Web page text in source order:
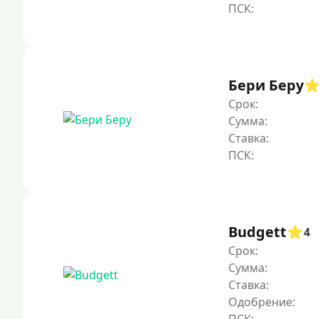
Бери Беру
Срок:
Сумма:
Ставка:
Budgett
4
Срок:
Сумма:
Ставка:
Одобрение: